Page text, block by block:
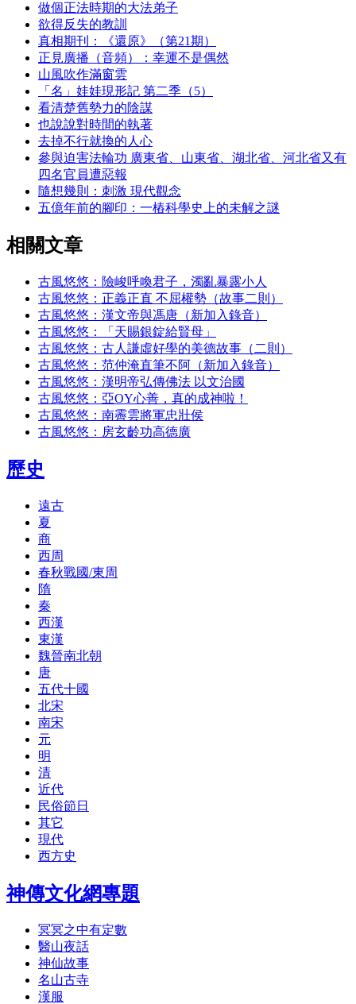
做個正法時期的大法弟子
欲得反失的教訓
真相期刊：《還原》（第21期）
正見廣播（音頻）：幸運不是偶然
山風吹作滿窗雲
「名」娃娃現形記 第二季（5）
看清楚舊勢力的陰謀
也說說對時間的執著
去掉不行就換的人心
參與迫害法輪功 廣東省、山東省、湖北省、河北省又有
四名官員遭惡報
隨想幾則：刺激 現代觀念
五億年前的腳印：一樁科學史上的未解之謎
相關文章
古風悠悠：險峻呼喚君子，濁亂暴露小人
古風悠悠：正義正直 不屈權勢（故事二則）
古風悠悠：漢文帝與馮唐（新加入錄音）
古風悠悠：「天賜銀錠給賢母」
古風悠悠：古人謙虛好學的美德故事（二則）
古風悠悠：范仲淹直筆不阿（新加入錄音）
古風悠悠：漢明帝弘傳佛法 以文治國
古風悠悠：亞OY心善，真的成神啦！
古風悠悠：南霽雲將軍忠壯侯
古風悠悠：房玄齡功高德廣
歷史
遠古
夏
商
西周
春秋戰國/東周
隋
秦
西漢
東漢
魏晉南北朝
唐
五代十國
北宋
南宋
元
明
清
近代
民俗節日
其它
現代
西方史
神傳文化網專題
冥冥之中有定數
醫山夜話
神仙故事
名山古寺
漢服